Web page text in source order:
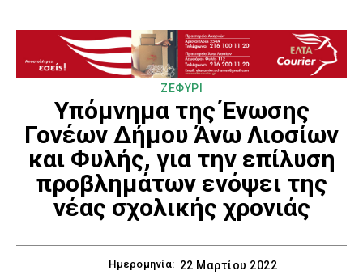
ΖΕΦΥΡΙ
Υπόμνημα της Ένωσης
Γονέων Δήμου Άνω Λιοσίων
και Φυλής, για την επίλυση
προβλημάτων ενόψει της
νέας σχολικής χρονιάς
Ημερομηνία: 22 Μαρτίου 2022